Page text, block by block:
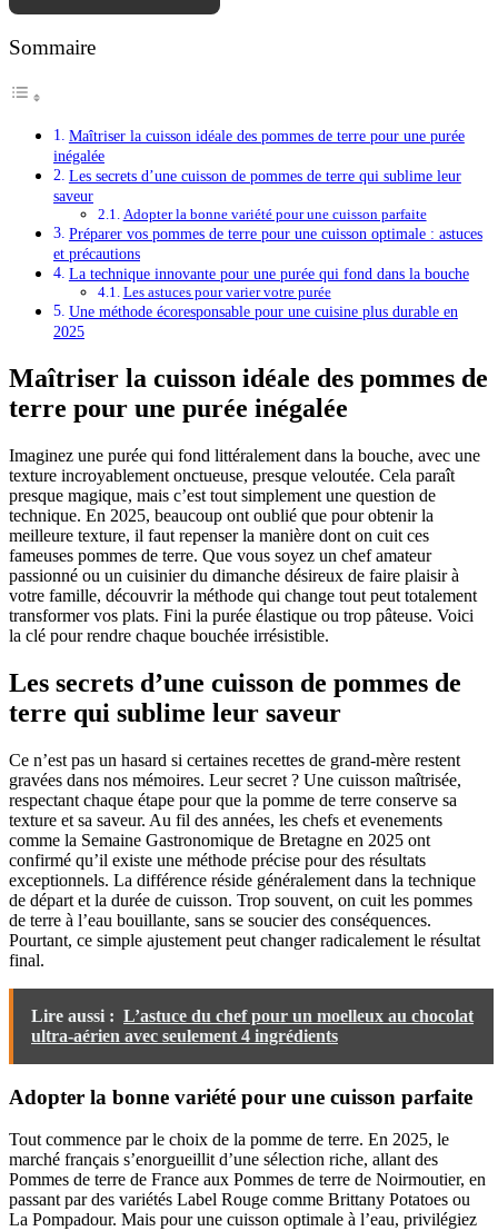
Sommaire
Maîtriser la cuisson idéale des pommes de terre pour une purée
inégalée
Les secrets d’une cuisson de pommes de terre qui sublime leur
saveur
Adopter la bonne variété pour une cuisson parfaite
Préparer vos pommes de terre pour une cuisson optimale : astuces
et précautions
La technique innovante pour une purée qui fond dans la bouche
Les astuces pour varier votre purée
Une méthode écoresponsable pour une cuisine plus durable en
2025
Maîtriser la cuisson idéale des pommes de
terre pour une purée inégalée
Imaginez une purée qui fond littéralement dans la bouche, avec une
texture incroyablement onctueuse, presque veloutée. Cela paraît
presque magique, mais c’est tout simplement une question de
technique. En 2025, beaucoup ont oublié que pour obtenir la
meilleure texture, il faut repenser la manière dont on cuit ces
fameuses pommes de terre. Que vous soyez un chef amateur
passionné ou un cuisinier du dimanche désireux de faire plaisir à
votre famille, découvrir la méthode qui change tout peut totalement
transformer vos plats. Fini la purée élastique ou trop pâteuse. Voici
la clé pour rendre chaque bouchée irrésistible.
Les secrets d’une cuisson de pommes de
terre qui sublime leur saveur
Ce n’est pas un hasard si certaines recettes de grand-mère restent
gravées dans nos mémoires. Leur secret ? Une cuisson maîtrisée,
respectant chaque étape pour que la pomme de terre conserve sa
texture et sa saveur. Au fil des années, les chefs et evenements
comme la Semaine Gastronomique de Bretagne en 2025 ont
confirmé qu’il existe une méthode précise pour des résultats
exceptionnels. La différence réside généralement dans la technique
de départ et la durée de cuisson. Trop souvent, on cuit les pommes
de terre à l’eau bouillante, sans se soucier des conséquences.
Pourtant, ce simple ajustement peut changer radicalement le résultat
final.
Lire aussi : L’astuce du chef pour un moelleux au chocolat
ultra-aérien avec seulement 4 ingrédients
Adopter la bonne variété pour une cuisson parfaite
Tout commence par le choix de la pomme de terre. En 2025, le
marché français s’enorgueillit d’une sélection riche, allant des
Pommes de terre de France aux Pommes de terre de Noirmoutier, en
passant par des variétés Label Rouge comme Brittany Potatoes ou
La Pompadour. Mais pour une cuisson optimale à l’eau, privilégiez